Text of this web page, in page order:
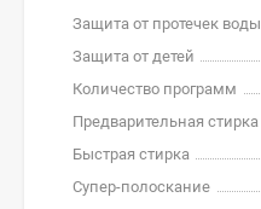
Защита от протечек воды
Защита от детей
Количество программ
Предварительная стирка
Быстрая стирка
Супер-полоскание